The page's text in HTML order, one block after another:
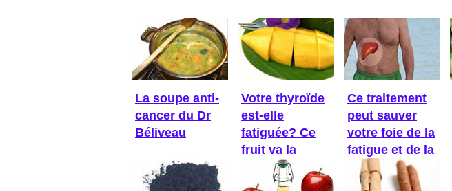
La soupe anti-
cancer du Dr
Béliveau
Votre thyroïde
est-elle
fatiguée? Ce
fruit va la
réveiller!
Ce traitement
peut sauver
votre foie de la
fatigue et de la